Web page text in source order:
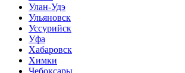
Улан-Удэ
Ульяновск
Уссурийск
Уфа
Хабаровск
Химки